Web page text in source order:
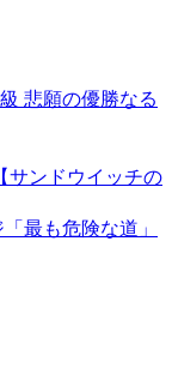
悲願の優勝なる
サンドウイッチの
最も危険な道」